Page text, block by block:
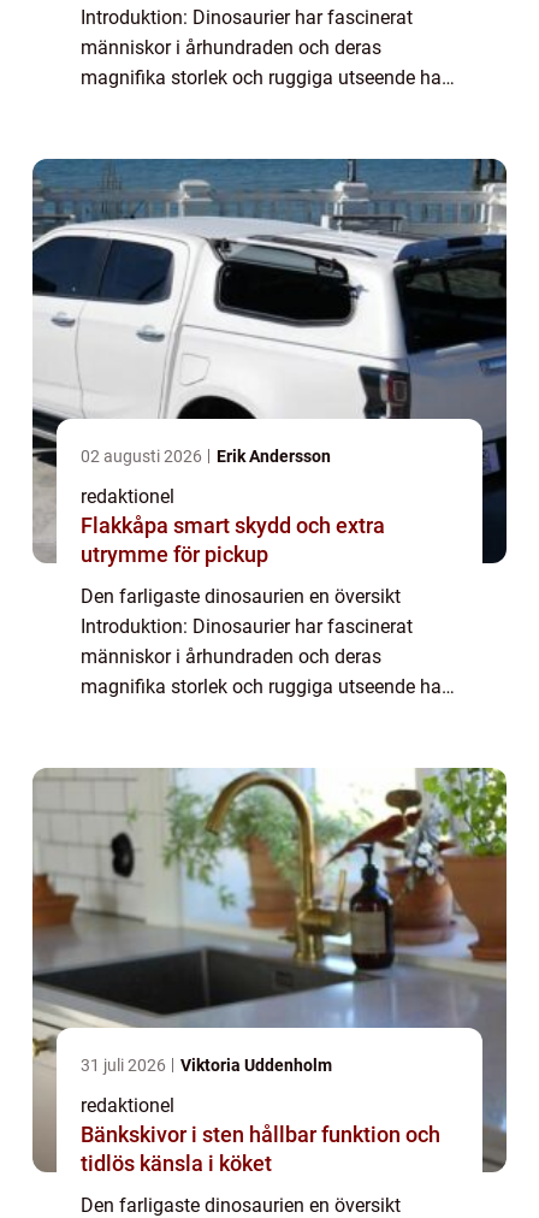
Introduktion: Dinosaurier har fascinerat
människor i århundraden och deras
magnifika storlek och ruggiga utseende har
utforska den fa...
02 augusti 2026 Erik Andersson
redaktionel
Flakkåpa smart skydd och extra
utrymme för pickup
Den farligaste dinosaurien en översikt
Introduktion: Dinosaurier har fascinerat
människor i århundraden och deras
magnifika storlek och ruggiga utseende har
utforska den fa...
31 juli 2026 Viktoria Uddenholm
redaktionel
Bänkskivor i sten hållbar funktion och
tidlös känsla i köket
Den farligaste dinosaurien en översikt